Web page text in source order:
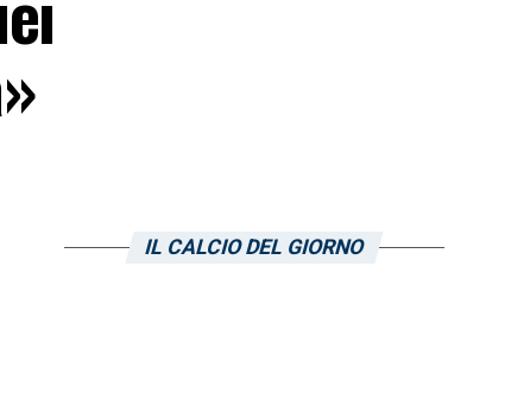
IL CALCIO DEL GIORNO